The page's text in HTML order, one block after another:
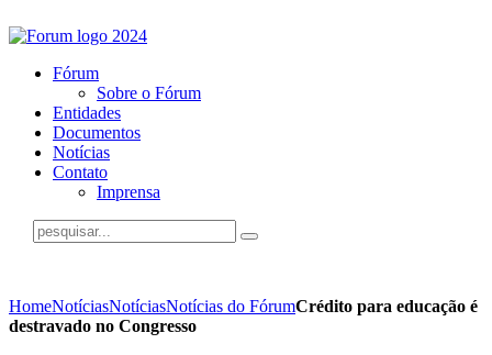
Fórum
Sobre o Fórum
Entidades
Documentos
Notícias
Contato
Imprensa
HomeNotíciasNotíciasNotícias do FórumCrédito para educação é
destravado no Congresso